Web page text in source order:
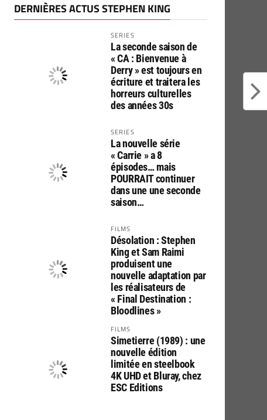
DERNIÈRES ACTUS STEPHEN KING
SERIES
La seconde saison de
« CA : Bienvenue à
Derry » est toujours en
écriture et traitera les
horreurs culturelles
des années 30s
SERIES
La nouvelle série
« Carrie » a 8
épisodes… mais
POURRAIT continuer
dans une une seconde
saison…
FILMS
Désolation : Stephen
King et Sam Raimi
produisent une
nouvelle adaptation par
les réalisateurs de
« Final Destination :
Bloodlines »
FILMS
Simetierre (1989) : une
nouvelle édition
limitée en steelbook
4K UHD et Bluray, chez
ESC Editions